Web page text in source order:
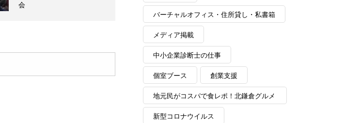
会
バーチャルオフィス・住所貸し・私書箱
メディア掲載
中小企業診断士の仕事
個室ブース 創業支援
地元民がコスパで食レポ！北鎌倉グルメ
情報
新型コロナウイルス